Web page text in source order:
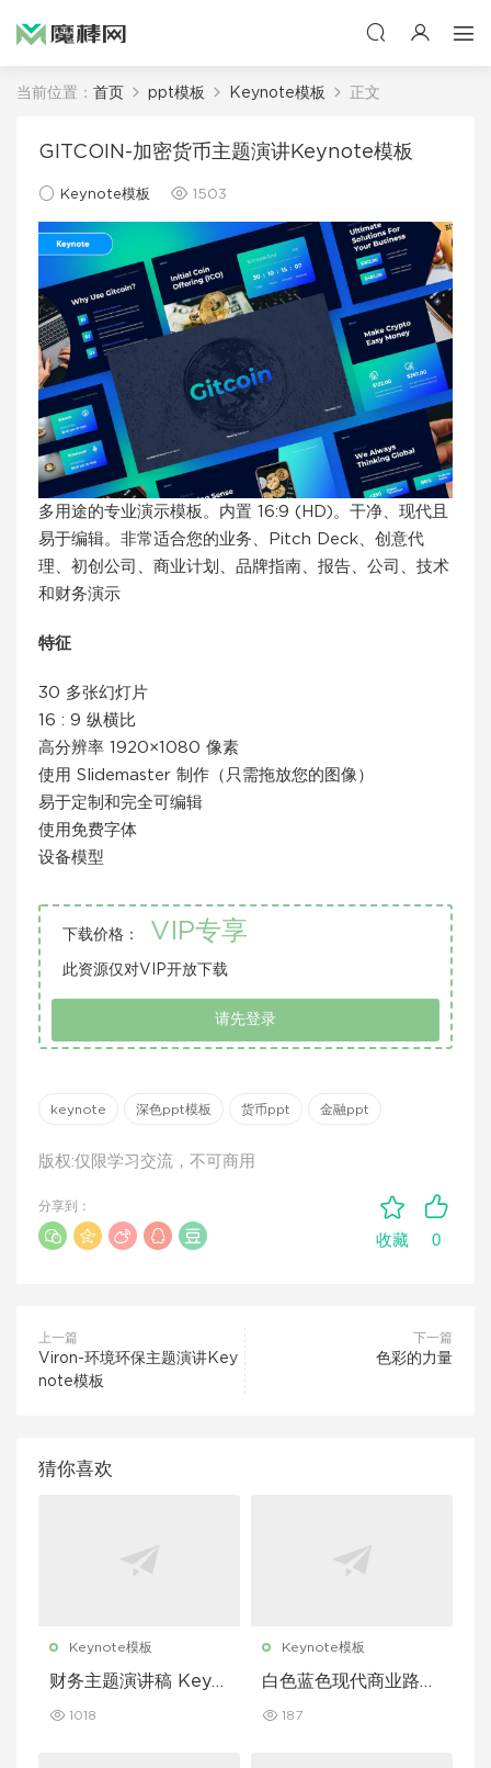
当前位置： 首页 ppt模板 Keynote模板 正文
GITCOIN-加密货币主题演讲Keynote模板
Keynote模板 1503
多用途的专业演示模板。内置 16:9 (HD)。干净、现代且
易于编辑。非常适合您的业务、Pitch Deck、创意代
理、初创公司、商业计划、品牌指南、报告、公司、技术
和财务演示
特征
30 多张幻灯片
16 : 9 纵横比
高分辨率 1920×1080 像素
使用 Slidemaster 制作（只需拖放您的图像）
易于定制和完全可编辑
使用免费字体
设备模型
下载价格： VIP专享
此资源仅对VIP开放下载
请先登录
keynote 深色ppt模板 货币ppt 金融ppt
版权:仅限学习交流，不可商用
收藏 0
分享到：
上一篇
Viron-环境环保主题演讲Key
note模板
下一篇
色彩的力量
猜你喜欢
Keynote模板
财务主题演讲稿 Keyn
1018
Keynote模板
白色蓝色现代商业路演
板
187